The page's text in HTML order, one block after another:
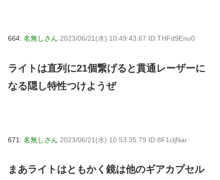
664: 名無しさん 2023/06/21(水) 10:49:43.67 ID:THFd9Enu0
ライトは直列に21個繋げると貫通レーザーに
なる隠し特性つけようぜ
671: 名無しさん 2023/06/21(水) 10:53:35.79 ID:8F1cljNar
まあライトはともかく鏡は他のギアカプセル